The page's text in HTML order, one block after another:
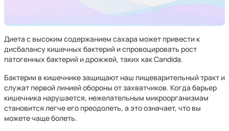
Диета с высоким содержанием сахара может привести к
дисбалансу кишечных бактерий и спровоцировать рост
патогенных бактерий и дрожжей, таких как Candida.
Бактерии в кишечнике защищают наш пищеварительный тракт и
служат первой линией обороны от захватчиков. Когда барьер
кишечника нарушается, нежелательным микроорганизмам
становится легче его преодолеть, а это означает, что вы
можете чаще болеть.